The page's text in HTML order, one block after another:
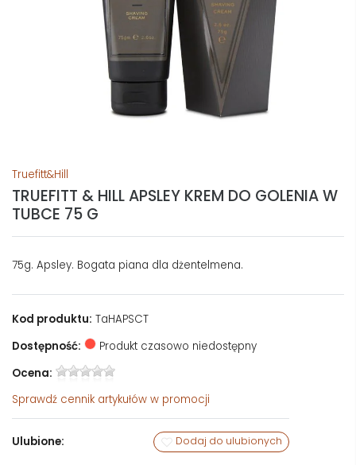
Truefitt&Hill
TRUEFITT & HILL APSLEY KREM DO GOLENIA W
TUBCE 75 G
75g. Apsley. Bogata piana dla dżentelmena.
Kod produktu: TaHAPSCT
Dostępność:
Produkt czasowo niedostępny
Ocena:
Sprawdź cennik artykułów w promocji
Ulubione: Dodaj do ulubionych